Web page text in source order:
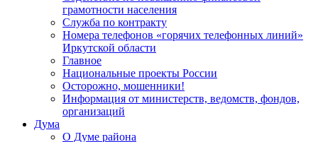
грамотности населения
Служба по контракту
Номера телефонов «горячих телефонных линий»
Иркутской области
Главное
Национальные проекты России
Осторожно, мошенники!
Информация от министерств, ведомств, фондов,
организаций
Дума
О Думе района